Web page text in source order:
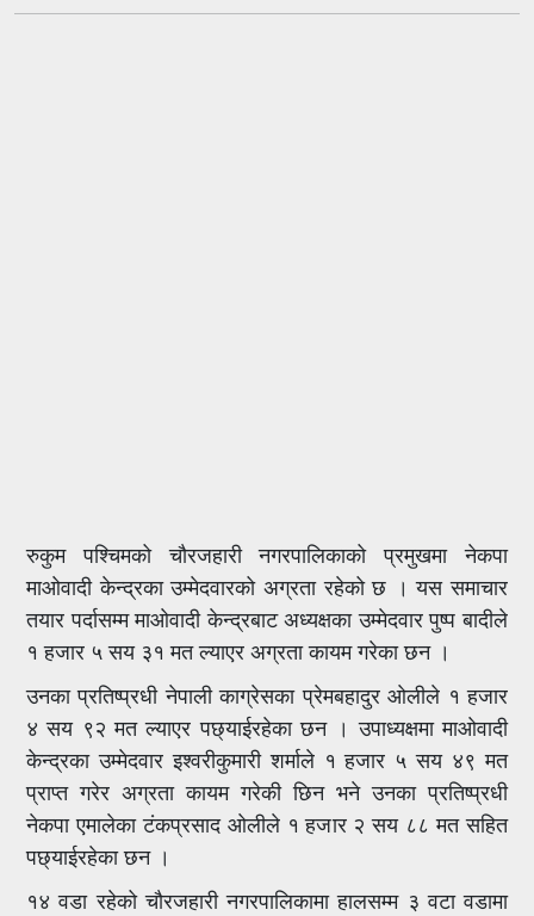
रुकुम पश्चिमको चौरजहारी नगरपालिकाको प्रमुखमा नेकपा
माओवादी केन्द्रका उम्मेदवारको अग्रता रहेको छ । यस समाचार
तयार पर्दासम्म माओवादी केन्द्रबाट अध्यक्षका उम्मेदवार पुष्प बादीले
१ हजार ५ सय ३१ मत ल्याएर अग्रता कायम गरेका छन ।
उनका प्रतिष्प्रधी नेपाली काग्रेसका प्रेमबहादुर ओलीले १ हजार
४ सय ९२ मत ल्याएर पछ्याईरहेका छन । उपाध्यक्षमा माओवादी
केन्द्रका उम्मेदवार इश्वरीकुमारी शर्माले १ हजार ५ सय ४९ मत
प्राप्त गरेर अग्रता कायम गरेकी छिन भने उनका प्रतिष्प्रधी
नेकपा एमालेका टंकप्रसाद ओलीले १ हजार २ सय ८८ मत सहित
पछ्याईरहेका छन ।
१४ वडा रहेको चौरजहारी नगरपालिकामा हालसम्म ३ वटा वडामा